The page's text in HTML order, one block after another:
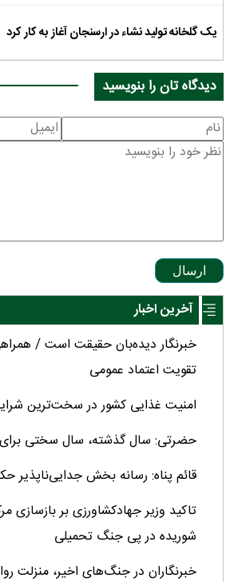
یک گلخانه تولید نشاء در ارسنجان آغاز به کار کرد
دیدگاه تان را بنویسید
ارسال
آخرین اخبار
خبرنگار دیده‌بان حقیقت است /
تقویت اعتماد عمومی
امنیت غذایی کشور در سخت‌ترین
حضرتی: سال گذشته، سال سختی برای
قائم پناه: رسانه بخش جدایی‌ناپذیر
تاکید وزیر جهادکشاورزی بر بازسازی
شوریده در پی جنگ تحمیلی
خبرنگاران در جنگ‌های اخیر، منزلت